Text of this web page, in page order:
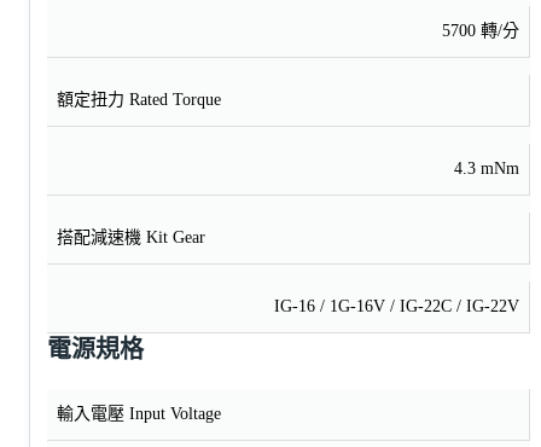
5700 轉/分
額定扭力 Rated Torque
4.3 mNm
搭配減速機 Kit Gear
IG-16 / 1G-16V / IG-22C / IG-22V
電源規格
輸入電壓 Input Voltage